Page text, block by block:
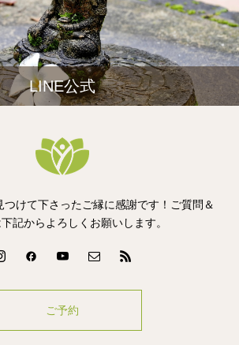
LINE公式
つけて下さったご縁に感謝です！ご質問＆
記からよろしくお願いします。
ご予約